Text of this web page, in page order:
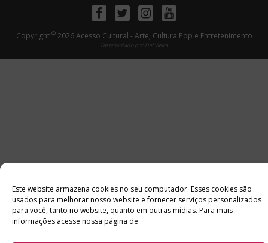
Este website armazena cookies no seu computador. Esses cookies são
usados ​​para melhorar nosso website e fornecer serviços personalizados
para você, tanto no website, quanto em outras mídias. Para mais
informações acesse nossa página de
FacebookTwitterInstagramYoutube
Copyright ©2026 Acesso Cultural - Arte, Cultura Pop e Entretenimento
Desenvolvido por Del Vieira